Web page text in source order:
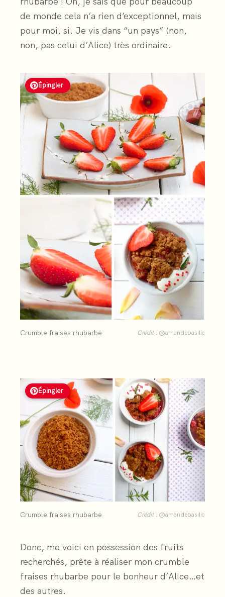
de monde cela n’a rien d’exceptionnel, mais
pour moi, si. Je vis dans “un pays” (non,
non, pas celui d’Alice) très ordinaire.
Épingler
Crumble fraises rhubarbe Crédit : @amandebasilic
Épingler
Crumble fraises rhubarbe Crédit : @amandebasilic
Donc, me voici en possession des fruits
recherchés, prête à réaliser mon crumble
fraises rhubarbe pour le bonheur d’Alice…et
des autres.